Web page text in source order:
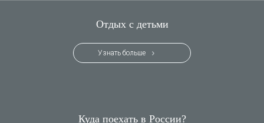
Отдых с детьми
Узнать больше
Куда поехать в России?